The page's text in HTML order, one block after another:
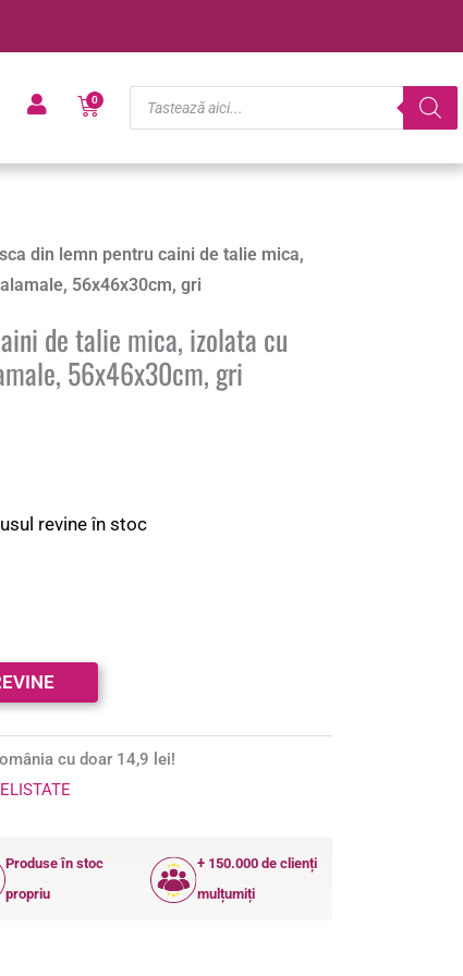
0
Cart
Products
search
din lemn pentru caini de talie mica,
56x46x30cm, gri
de talie mica, izolata cu
56x46x30cm, gri
revine în stoc
cu doar 14,9 lei!
Produse în stoc
propriu
+ 150.000 de clienți
mulțumiți